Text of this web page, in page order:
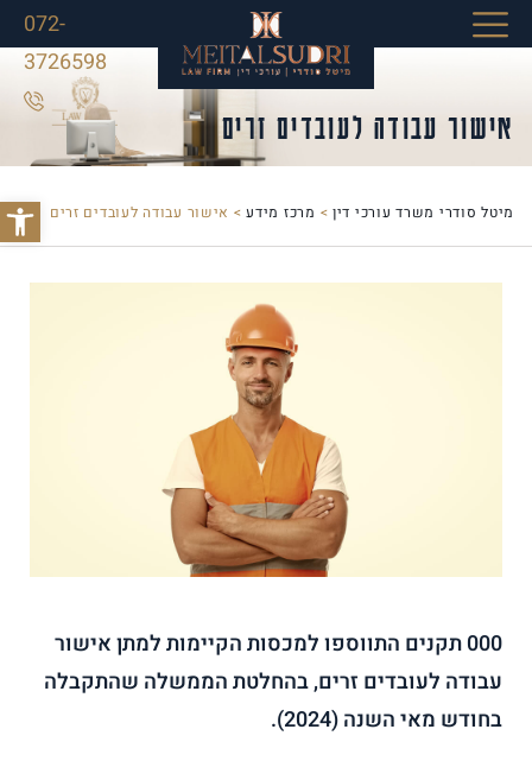
פתח
072-
3726598
אישור עבודה לעובדים זרים
מיטל סודרי משרד עורכי דין > מרכז מידע> אישור עבודה לעובדים זרים
000 תקנים התווספו למכסות הקיימות למתן אישור
עבודה לעובדים זרים, בהחלטת הממשלה שהתקבלה
בחודש מאי השנה (2024).